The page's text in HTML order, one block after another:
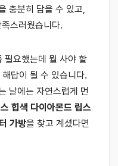
충분히 담을 수 있고,
스러웠습니다.
필요했는데 뭘 사야 할
답이 될 수 있습니다.
날에는 자연스럽게 먼
힙색 다이아몬드 립스
가방을 찾고 계셨다면